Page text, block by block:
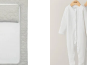
بسيطة على شكل
ويلكم تو ذا وورلد
الطبيعة إلى غرفة
بتصميم مبطن
غطاء قابل للإزالة